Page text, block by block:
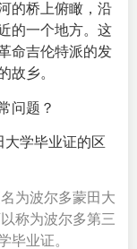
的桥上俯瞰，沿
的一个地方。这
命吉伦特派的发
故乡。
问题？
大学毕业证的区
为波尔多蒙田大
称为波尔多第三
毕业证。